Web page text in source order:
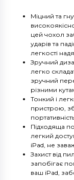
Міцний та
цей чохол
ударів та
легкості
Зручний
легко
зручний
різними
Тонкий і
пристрою,
Підходяща
легкий
iPad, не
Захист від
запобігає
ваш iPad,